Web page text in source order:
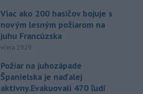
Viac ako 200 hasičov bojuje s
novým lesným požiarom na
juhu Francúzska
včera 19:29
Požiar na juhozápade
Španielska je naďalej
aktívny.Evakuovali 470 ľudí